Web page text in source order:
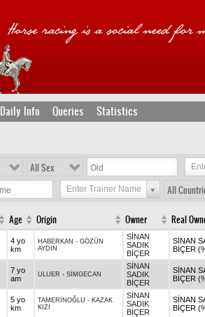
Daily Info Queries Statistics
All Sex
Enter Trainer Name All
Age Origin Owner Real
4 yo
km
HABERKAN - GÖZÜN
AYDIN
SİNAN
SADIK
BİÇER
SİNAN
BİÇER
7 yo
am
ULUER - SİMGECAN
SİNAN
SADIK
BİÇER
SİNAN
BİÇER
5 yo
km
TAMERİNOĞLU - KAZAK
KIZI
SİNAN
SADIK
BİÇER
SİNAN
BİÇER